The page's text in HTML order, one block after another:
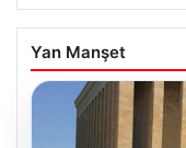
Yan Manşet